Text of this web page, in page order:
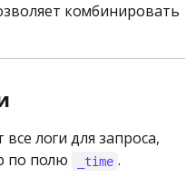
комбинировать
логи для запроса,
по полю
_time .